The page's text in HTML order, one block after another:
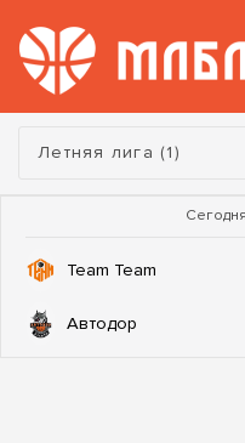
Турнир:
Летняя лига (1)
Team Team
Автодор